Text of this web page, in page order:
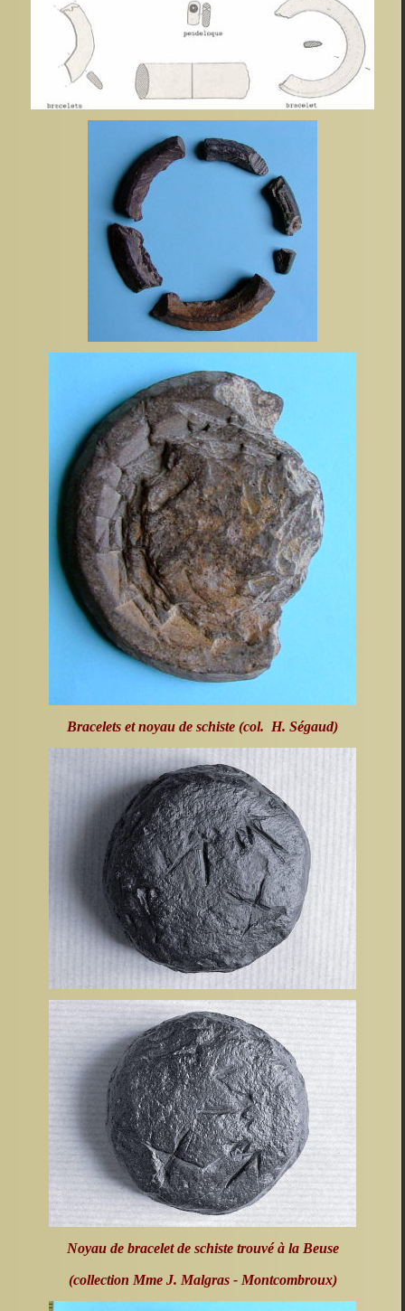
Bracelets et noyau de schiste (col. H. Ségaud)
Noyau de bracelet de schiste trouvé à la Beuse
(collection Mme J. Malgras - Montcombroux)